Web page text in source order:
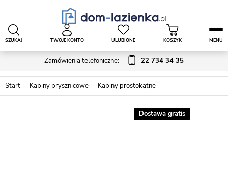
Zamówienia telefoniczne: 22 734 34 35
SZUKAJ TWOJE KONTO ULUBIONE KOSZYK MENU
Start Kabiny prysznicowe Kabiny prostokątne
Dostawa gratis